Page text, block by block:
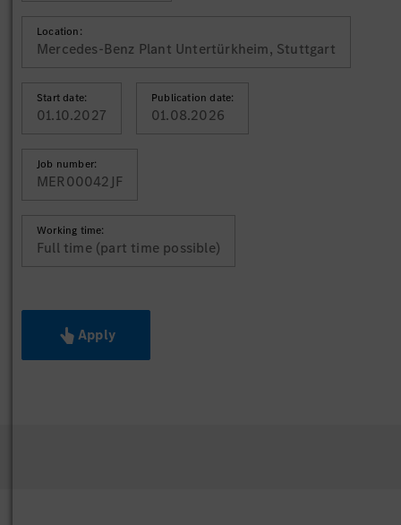
Location:
Mercedes-Benz Plant Untertürkheim, Stuttgart
Start date:
01.10.2027
Publication date:
01.08.2026
Job number:
MER00042JF
Working time:
Full time (part time possible)
Apply